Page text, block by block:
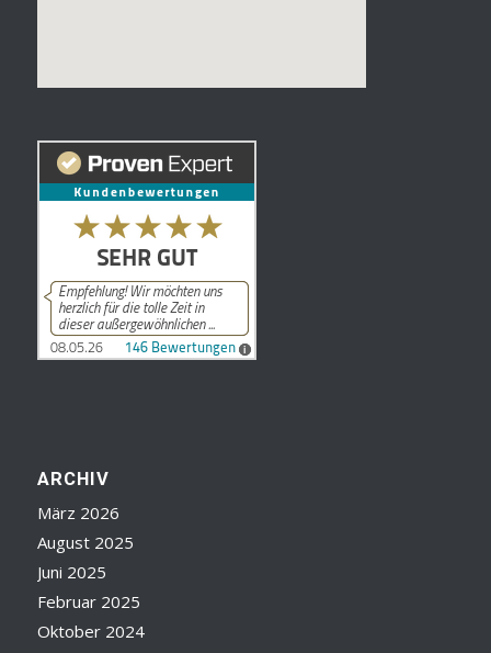
ARCHIV
März 2026
August 2025
Juni 2025
Februar 2025
Oktober 2024